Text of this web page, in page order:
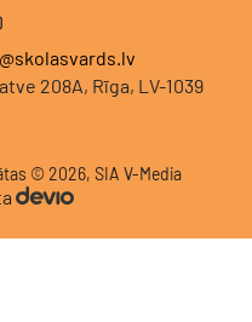
208A, Rīga, LV-1039
© 2026, SIA V-Media